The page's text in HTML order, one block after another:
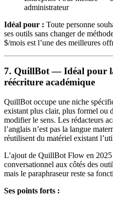
administrateur
Idéal pour : Toute personne
ses outils sans changer de
$/mois est l’une des meilleures
7. QuillBot — Idéal pour
réécriture académique
QuillBot occupe une niche
existant plus clair, plus formel ou
modifier le sens. Les rédacteurs
l’anglais n’est pas la langue
réutilisent du matériel existant
L’ajout de QuillBot Flow en
conversationnel aux côtés des
mais le paraphraseur reste sa
Ses points forts :